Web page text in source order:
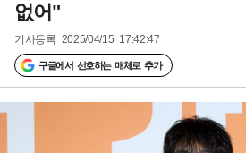
없어"
기사등록 2025/04/15 17:42:47
구글에서 선호하는 매체로 추가